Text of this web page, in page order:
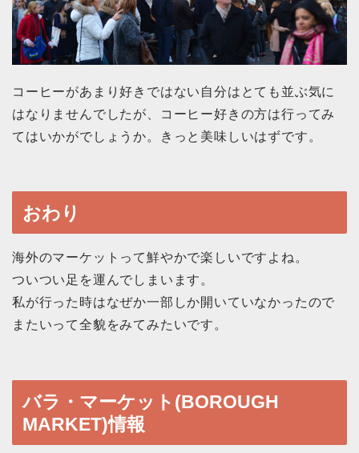
コーヒーがあまり好きではない自分はとても並ぶ気に
はなりませんでしたが、コーヒー好きの方は行ってみ
てはいかがでしょうか。きっと美味しいはずです。
おわり
海外のマーケットって鮮やかで楽しいですよね。
ついつい足を運んでしまいます。
私が行った時はなぜか一部しか開いていなかったので
またいって全貌をみてみたいです。
バラ・マーケット(BOROUGH
MARKET)情報